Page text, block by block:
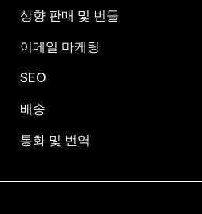
상향 판매 및 번들
이메일 마케팅
SEO
배송
통화 및 번역